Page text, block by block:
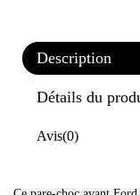
Description
Détails du
Avis(0)